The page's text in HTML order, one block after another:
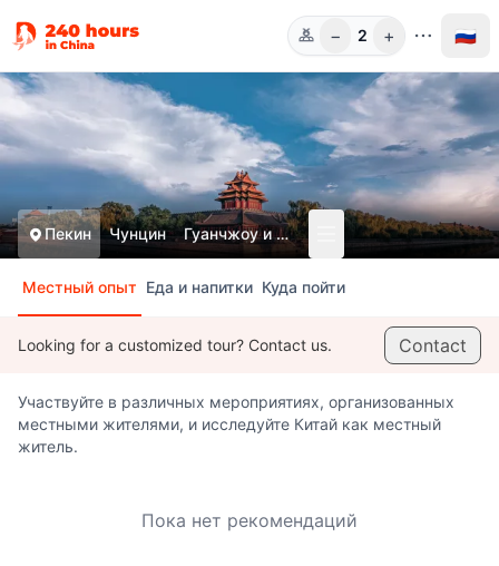
Чел.
− 2 + 🇷🇺
Пекин Чунцин Гуанчжоу и Шэньчжэнь
Местный опыт Еда и напитки Куда пойти
Looking for a customized tour? Contact us. Contact
Участвуйте в различных мероприятиях, организованных
местными жителями, и исследуйте Китай как местный
житель.
Пока нет рекомендаций